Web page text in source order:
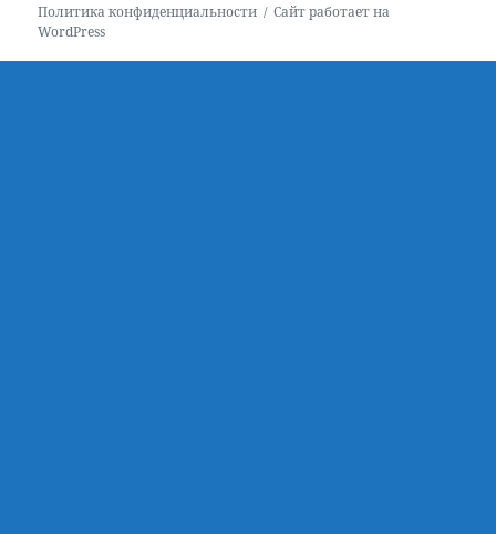
Политика конфиденциальности
Сайт работает на
WordPress